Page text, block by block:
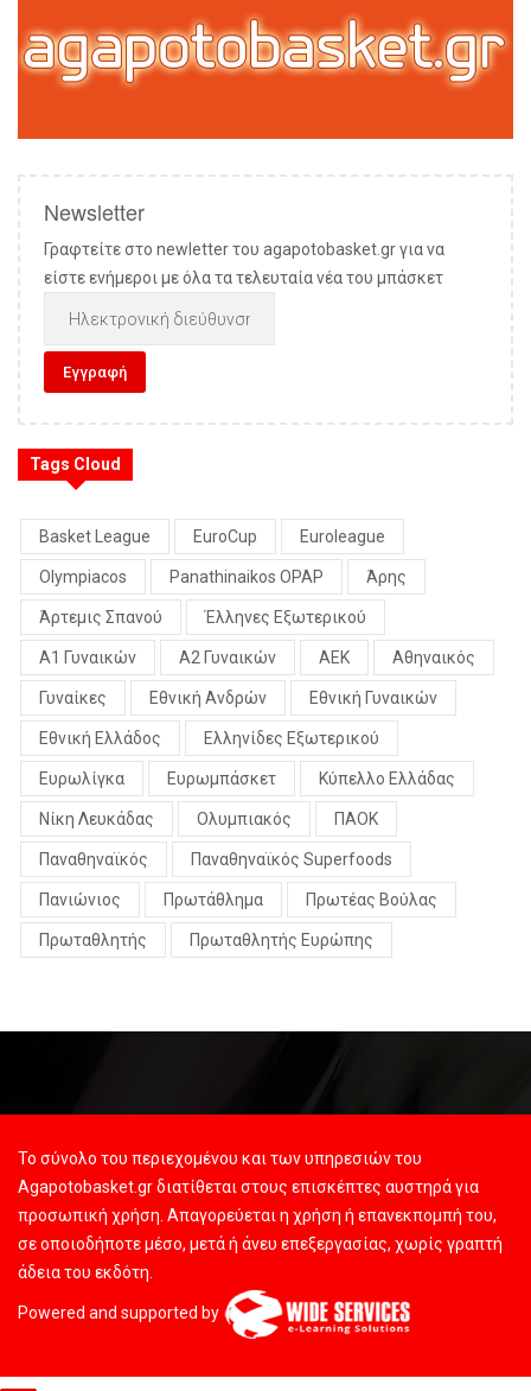
Newsletter
Γραφτείτε στο newletter του agapotobasket.gr για να
είστε ενήμεροι με όλα τα τελευταία νέα του μπάσκετ
Tags Cloud
Basket League EuroCup Euroleague
Olympiacos Panathinaikos OPAP Άρης
Άρτεμις Σπανού Έλληνες Εξωτερικού
Α1 Γυναικών Α2 Γυναικών ΑΕΚ Αθηναικός
Γυναίκες Εθνική Ανδρών Εθνική Γυναικών
Εθνική Ελλάδος Ελληνίδες Εξωτερικού
Ευρωλίγκα Ευρωμπάσκετ Κύπελλο Ελλάδας
Νίκη Λευκάδας Ολυμπιακός ΠΑΟΚ
Παναθηναϊκός Παναθηναϊκός Superfoods
Πανιώνιος Πρωτάθλημα Πρωτέας Βούλας
Πρωταθλητής Πρωταθλητής Ευρώπης
Το σύνολο του περιεχομένου και των υπηρεσιών του
Agapotobasket.gr διατίθεται στους επισκέπτες αυστηρά για
προσωπική χρήση. Απαγορεύεται η χρήση ή επανεκπομπή του,
σε οποιοδήποτε μέσο, μετά ή άνευ επεξεργασίας, χωρίς γραπτή
άδεια του εκδότη.
Powered and supported by